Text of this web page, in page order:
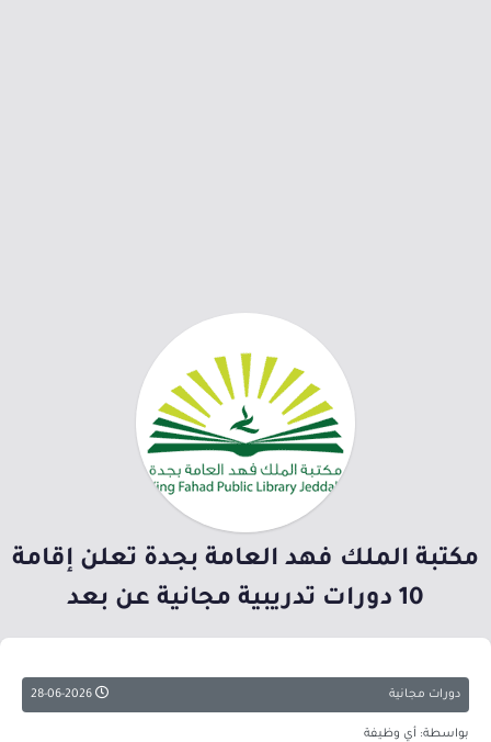
مكتبة الملك فهد العامة بجدة تعلن إقامة
10 دورات تدريبية مجانية عن بعد
دورات مجانية
بواسطة: أي وظيفة